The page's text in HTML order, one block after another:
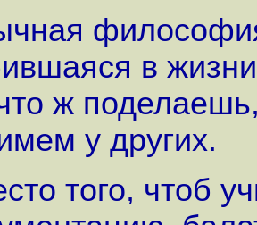
в
ж
у других.
того, чтоб